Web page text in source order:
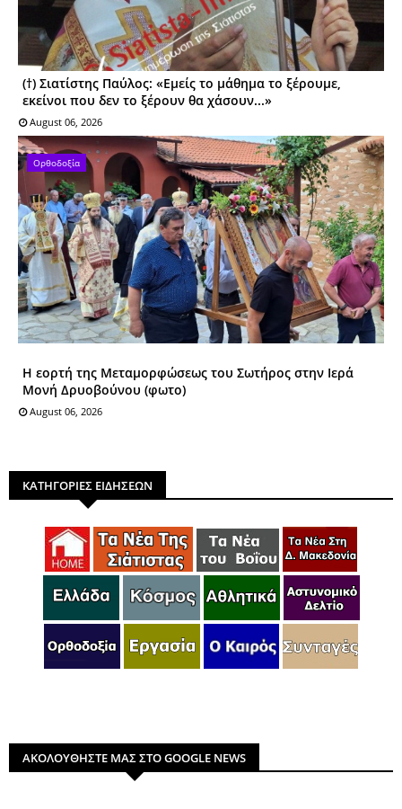
(†) Σιατίστης Παύλος: «Εμείς το μάθημα το ξέρουμε,
εκείνοι που δεν το ξέρουν θα χάσουν...»
August 06, 2026
Ορθοδοξία
Η εορτή της Μεταμορφώσεως του Σωτήρος στην Ιερά
Μονή Δρυοβούνου (φωτο)
August 06, 2026
ΚΑΤΗΓΟΡΙΕΣ ΕΙΔΗΣΕΩΝ
ΑΚΟΛΟΥΘΗΣΤΕ ΜΑΣ ΣΤΟ GOOGLE NEWS